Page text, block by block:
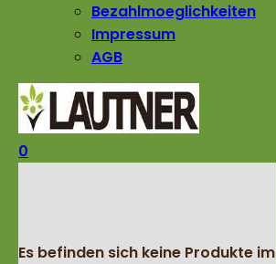
Bezahlmoeglichkeiten
Impressum
AGB
0
Es befinden sich keine Produkte im